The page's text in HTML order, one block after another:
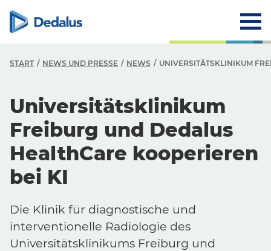
START NEWS UND PRESSE NEWS UNIVERSITÄTSKLINIKUM
Universitätsklinikum
Freiburg und Dedalus
HealthCare kooperieren
bei KI
Die Klinik für diagnostische und
interventionelle Radiologie des
Universitätsklinikums Freiburg und